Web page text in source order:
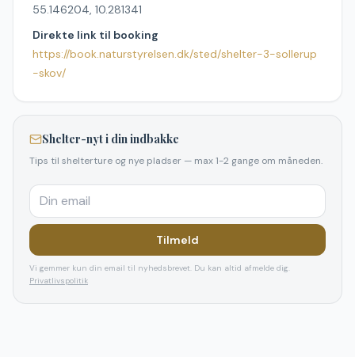
55.146204, 10.281341
Direkte link til booking
https://book.naturstyrelsen.dk/sted/shelter-3-sollerup
-skov/
Shelter-nyt i din indbakke
Tips til shelterture og nye pladser — max 1-2 gange om måneden.
Tilmeld
Vi gemmer kun din email til nyhedsbrevet. Du kan altid afmelde dig.
Privatlivspolitik